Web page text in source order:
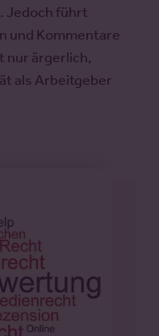
Jedoch führt
und Kommentare
nur ärgerlich,
als Arbeitgeber